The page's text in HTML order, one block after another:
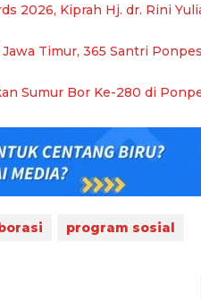
2026, Kiprah Hj. dr. Rini
Timur, 365 Santri
Sumur Bor Ke-280 di
program sosial